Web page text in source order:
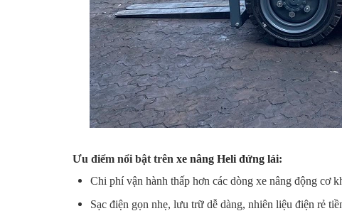
Ưu điểm nổi bật trên xe nâng Heli đứng lái:
Chi phí vận hành thấp hơn các dòng xe nâng động cơ
Sạc điện gọn nhẹ, lưu trữ dễ dàng, nhiên liệu điện rẻ